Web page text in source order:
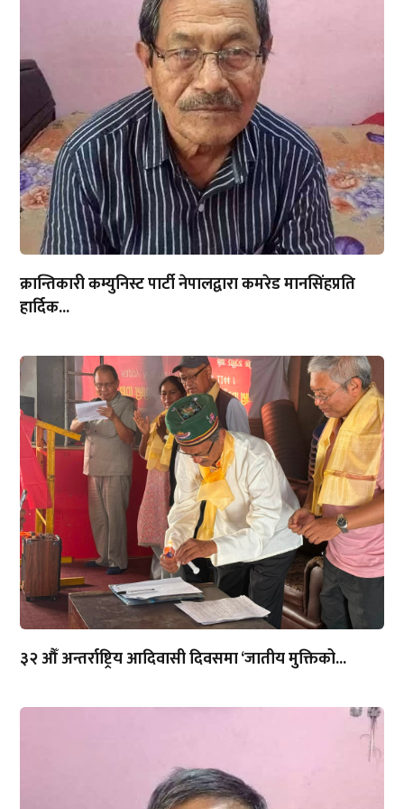
क्रान्तिकारी कम्युनिस्ट पार्टी नेपालद्वारा कमरेड मानसिंहप्रति
हार्दिक...
३२ औँ अन्तर्राष्ट्रिय आदिवासी दिवसमा ‘जातीय मुक्तिको...